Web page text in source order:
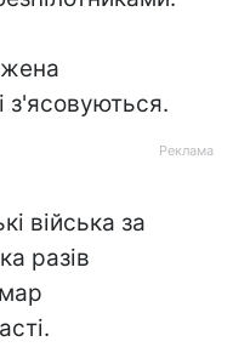
з'ясовуються.
війська за
разів